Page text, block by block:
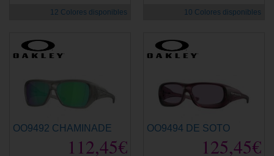
12 Colores disponibles 10 Colores disponibles
OO9492 CHAMINADE
112,45€
OO9494 DE SOTO
125,45€